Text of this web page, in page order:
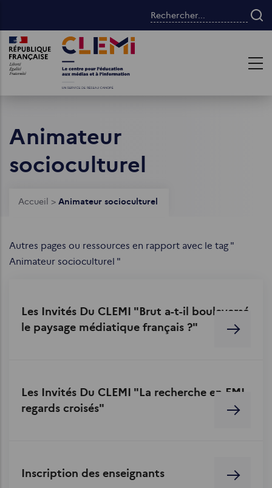
contenu
principal
Rechercher...
Images Images
Animateur
socioculturel
Fil
Accueil > Animateur socioculturel
Autres pages ou ressources en rapport avec le tag "
Animateur socioculturel "
Les Invités Du CLEMI "Brut a-t-il bouleversé
le paysage médiatique français ?"
Les Invités Du CLEMI "La recherche en EMI,
regards croisés"
Inscription des enseignants